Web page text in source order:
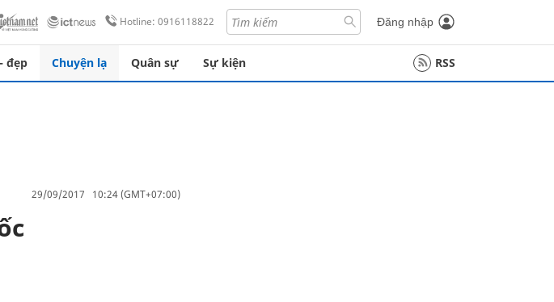
Hotline: 0916118822 Đăng nhập
đẹp Chuyện lạ Quân sự Sự kiện RSS
29/09/2017 10:24 (GMT+07:00)